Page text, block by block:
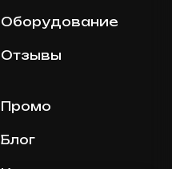
Оборудование
Отзывы
Промо
Блог